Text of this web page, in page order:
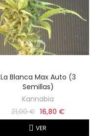
La Blanca Max Auto (3
Semillas)
Kannabia
21,00 € 16,80 €
VER